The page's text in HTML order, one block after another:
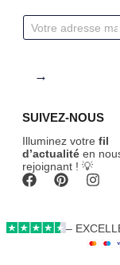
E
m
→
SUIVEZ-NOUS
Illuminez votre fil
d’actualité en
rejoignant ! 💡
–